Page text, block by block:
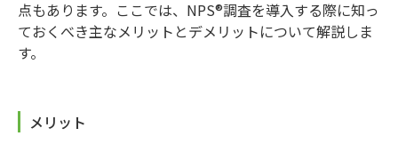
点もあります。ここでは、NPS®調査を導入する際に知っ
ておくべき主なメリットとデメリットについて解説しま
す。
メリット